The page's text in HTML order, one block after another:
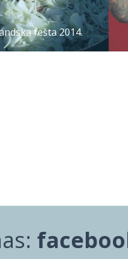
fešta 2014.